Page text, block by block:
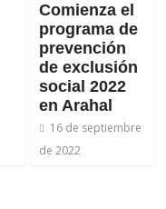
Comienza el
programa de
prevención
de exclusión
social 2022
en Arahal
16 de septiembre
de 2022